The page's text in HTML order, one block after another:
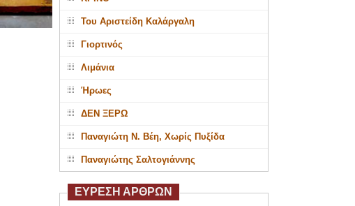
Του Αριστείδη Καλάργαλη
Γιορτινός
Λιμάνια
Ήρωες
ΔΕΝ ΞΕΡΩ
Παναγιώτη Ν. Βέη, Χωρίς Πυξίδα
Παναγιώτης Σαλτογιάννης
ΕΥΡΕΣΗ ΑΡΘΡΩΝ